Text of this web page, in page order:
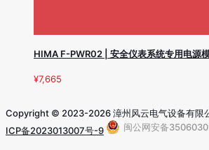
HIMA F-PWR02 | 安全仪表系统专用电源
¥7,665
Copyright © 2023-2026 漳州风云电气设备有限
ICP备2023013007号-9
闽公网安备